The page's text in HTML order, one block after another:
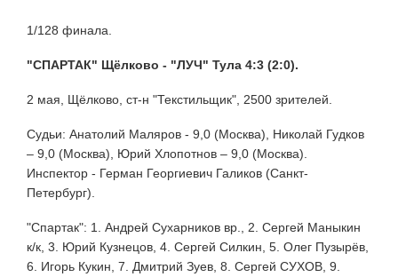
1/128 финала.
"СПАРТАК" Щёлково - "ЛУЧ" Тула 4:3 (2:0).
2 мая, Щёлково, ст-н "Текстильщик", 2500 зрителей.
Судьи: Анатолий Маляров - 9,0 (Москва), Николай Гудков
– 9,0 (Москва), Юрий Хлопотнов – 9,0 (Москва).
Инспектор - Герман Георгиевич Галиков (Санкт-
Петербург).
"Спартак": 1. Андрей Сухарников вр., 2. Сергей Маныкин
к/к, 3. Юрий Кузнецов, 4. Сергей Силкин, 5. Олег Пузырёв,
6. Игорь Кукин, 7. Дмитрий Зуев, 8. Сергей СУХОВ, 9.